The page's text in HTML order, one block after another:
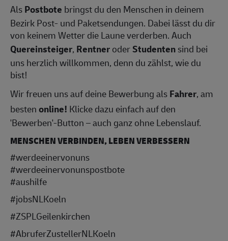
AlsPostbote bringst du den Menschen in deinem
Bezirk Post- und Paketsendungen. Dabei lässt du dir
von keinem Wetter die Laune verderben. Auch
Quereinsteiger, RentneroderStudentensind bei
uns herzlich willkommen, denn du zählst, wie du
bist!
Wir freuen uns auf deine Bewerbung alsFahrer, am
bestenonline! Klicke dazu einfach auf den
'Bewerben'-Button – auch ganz ohne Lebenslauf.
MENSCHEN VERBINDEN, LEBEN VERBESSERN
#werdeeinervonuns
#werdeeinervonunspostbote
#aushilfe
#jobsNLKoeln
#ZSPLGeilenkirchen
#AbruferZustellerNLKoeln